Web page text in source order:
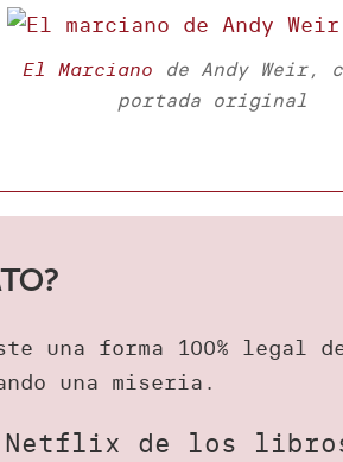
El Marciano de Andy Weir,
portada original
una forma 100% legal
una miseria.
de los